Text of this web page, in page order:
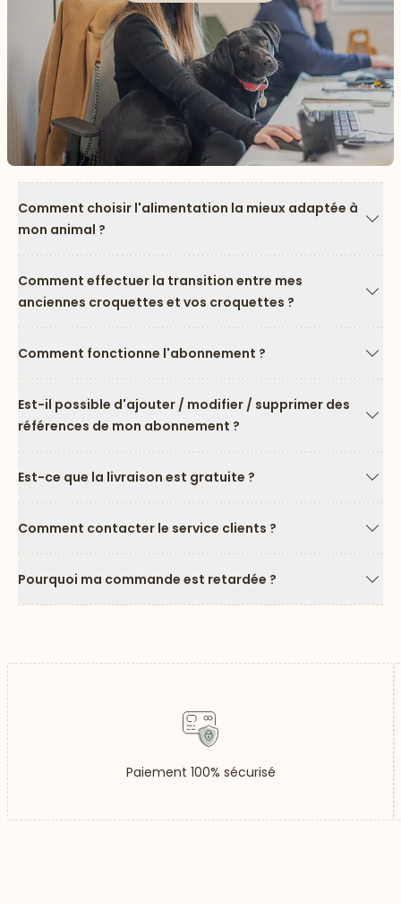
Comment choisir l'alimentation la mieux adaptée à
mon animal ?
Comment effectuer la transition entre mes
anciennes croquettes et vos croquettes ?
Comment fonctionne l'abonnement ?
Est-il possible d'ajouter / modifier / supprimer des
références de mon abonnement ?
Est-ce que la livraison est gratuite ?
Comment contacter le service clients ?
Pourquoi ma commande est retardée ?
Paiement 100% sécurisé